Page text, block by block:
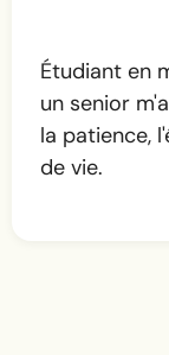
Étudiant en
un senior
la patience,
de vie.